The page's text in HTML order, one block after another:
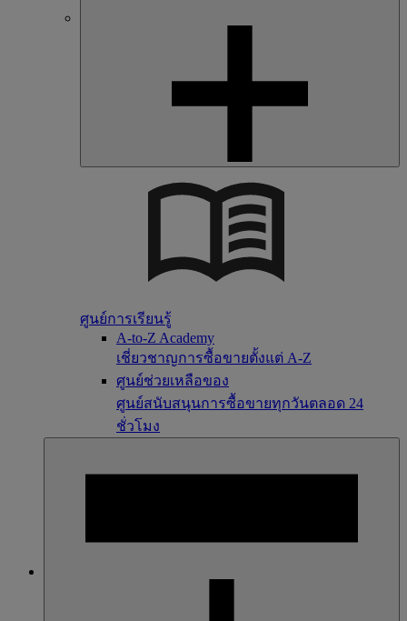
ศูนย์การเรียนรู้
A-to-Z Academy
เชี่ยวชาญการซื้อขายตั้งแต่ A-Z
ศูนย์ช่วยเหลือของ
ศูนย์สนับสนุนการซื้อขายทุกวันตลอด 24
ชั่วโมง